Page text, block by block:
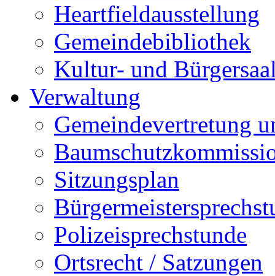
Heartfieldausstellung
Gemeindebibliothek
Kultur- und
Verwaltung
Gemeindevertretung
Sitzungsplan
Polizeisprechstunde
Ortsrecht / Satzungen